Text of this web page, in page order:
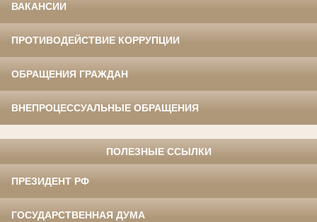
ВАКАНСИИ
ПРОТИВОДЕЙСТВИЕ КОРРУПЦИИ
ОБРАЩЕНИЯ ГРАЖДАН
ВНЕПРОЦЕССУАЛЬНЫЕ ОБРАЩЕНИЯ
ПОЛЕЗНЫЕ ССЫЛКИ
ПРЕЗИДЕНТ РФ
ГОСУДАРСТВЕННАЯ ДУМА